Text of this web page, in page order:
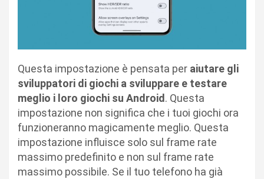
Questa impostazione è pensata per aiutare gli
sviluppatori di giochi a sviluppare e testare
meglio i loro giochi su Android. Questa
impostazione non significa che i tuoi giochi ora
funzioneranno magicamente meglio. Questa
impostazione influisce solo sul frame rate
massimo predefinito e non sul frame rate
massimo possibile. Se il tuo telefono ha già